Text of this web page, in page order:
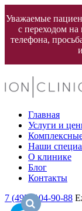
Уважаемые
с переходом на
телефона,
Главная
Услуги и
Наши
О клинике
Блог
Контакты
7 (495) 104-90-88